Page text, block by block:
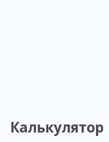
Калькулятор